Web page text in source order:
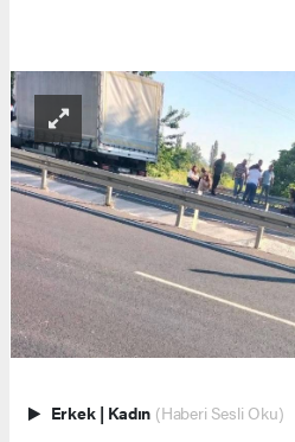
Erkek | Kadın (Haberi Sesli Oku)